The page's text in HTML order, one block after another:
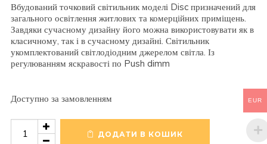
Вбудований точковий світильник моделі Disc призначений для
загального освітлення житлових та комерційних приміщень.
Завдяки сучасному дизайну його можна використовувати як в
класичному, так і в сучасному дизайні. Світильник
укомплектований світлодіодним джерелом світла. Із
регулюванням яскравості по Push dimm
Доступно за замовленням
Вбудований
точковий
ДОДАТИ В КОШИК
EUR